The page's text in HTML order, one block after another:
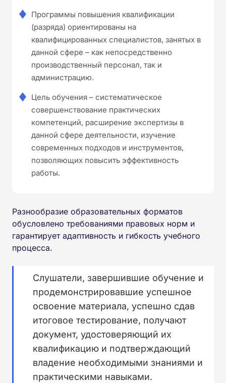
Программы повышения квалификации
(разряда) ориентированы на
квалифицированных специалистов, занятых в
данной сфере – как непосредственно
производственный персонал, так и
администрацию.
Цель обучения – систематическое
совершенствование практических
компетенций, расширение экспертизы в
данной сфере деятельности, изучение
современных подходов и инструментов,
позволяющих повысить эффективность
работы.
Разнообразие образовательных форматов
обусловлено требованиями правовых норм и
гарантирует адаптивность и гибкость учебного
процесса.
Слушатели, завершившие обучение и
продемонстрировавшие успешное
освоение материала, успешно сдав
итоговое тестирование, получают
документ, удостоверяющий их
квалификацию и подтверждающий
владение необходимыми знаниями и
практическими навыками.